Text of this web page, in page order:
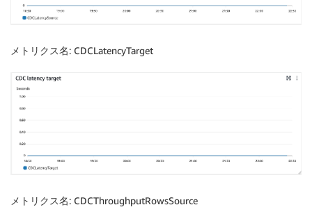
メトリクス名: CDCLatencyTarget
メトリクス名: CDCThroughputRowsSource